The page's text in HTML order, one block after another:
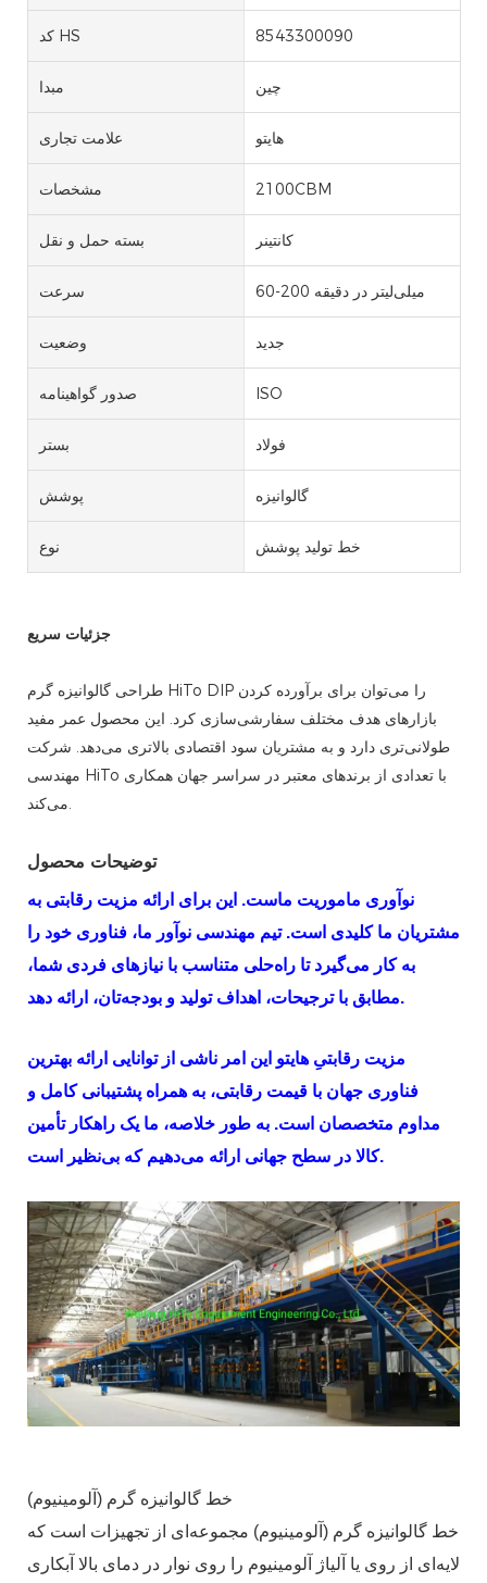
کد HS 8543300090
مبدا چین
علامت تجاری هایتو
مشخصات 2100CBM
بسته حمل و نقل کانتینر
سرعت 60-200 میلی‌لیتر در دقیقه
وضعیت جدید
صدور گواهینامه ISO
بستر فولاد
پوشش گالوانیزه
نوع خط تولید پوشش
جزئیات سریع
طراحی گالوانیزه گرم HiTo DIP را می‌توان برای برآورده کردن
بازارهای هدف مختلف سفارشی‌سازی کرد. این محصول عمر مفید
طولانی‌تری دارد و به مشتریان سود اقتصادی بالاتری می‌دهد. شرکت
مهندسی HiTo با تعدادی از برندهای معتبر در سراسر جهان همکاری
می‌کند.
توضیحات محصول
نوآوری ماموریت ماست. این برای ارائه مزیت رقابتی به
مشتریان ما کلیدی است. تیم مهندسی نوآور ما، فناوری خود را
به کار می‌گیرد تا راه‌حلی متناسب با نیازهای فردی شما،
مطابق با ترجیحات، اهداف تولید و بودجه‌تان، ارائه دهد.
مزیت رقابتیِ هایتو این امر ناشی از توانایی ارائه بهترین
فناوری جهان با قیمت رقابتی، به همراه پشتیبانی کامل و
مداوم متخصصان است. به طور خلاصه، ما یک راهکار تأمین
کالا در سطح جهانی ارائه می‌دهیم که بی‌نظیر است.
خط گالوانیزه گرم (آلومینیوم)
خط گالوانیزه گرم (آلومینیوم) مجموعه‌ای از تجهیزات است که
لایه‌ای از روی یا آلیاژ آلومینیوم را روی نوار در دمای بالا آبکاری